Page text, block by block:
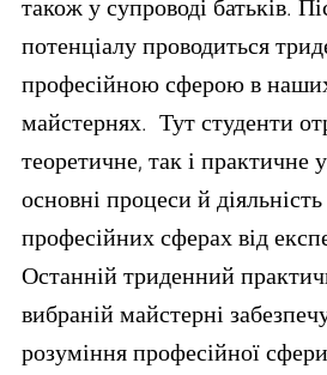
також у супроводі батьків.
потенціалу проводиться
професійною сферою в
майстернях. Тут студенти
теоретичне, так і практичне
основні процеси й
професійних сферах від
Останній триденний
вибраній майстерні
розуміння професійної